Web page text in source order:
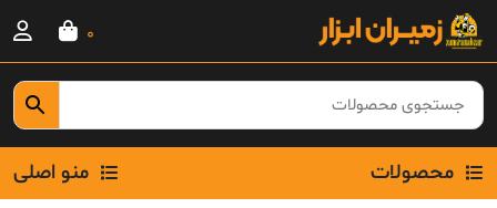
Skip
content
0
محصولات منو اصلی